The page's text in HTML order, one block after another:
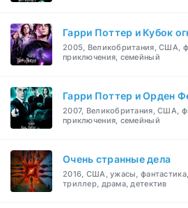
Гарри Поттер и Кубок
2005, Великобритания, США,
приключения, семейный
Гарри Поттер и Орден
2007, Великобритания, США,
приключения, семейный
Очень странные дела
2016, США, ужасы,
триллер, драма, детектив